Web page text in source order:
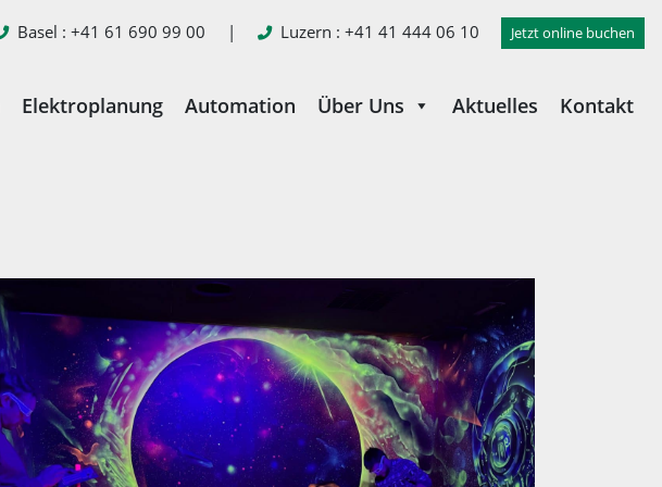
Basel : +41 61 690 99 00 | Luzern : +41 41 444 06 10 Jetzt online buchen
Elektroplanung Automation Über Uns Aktuelles Kontakt